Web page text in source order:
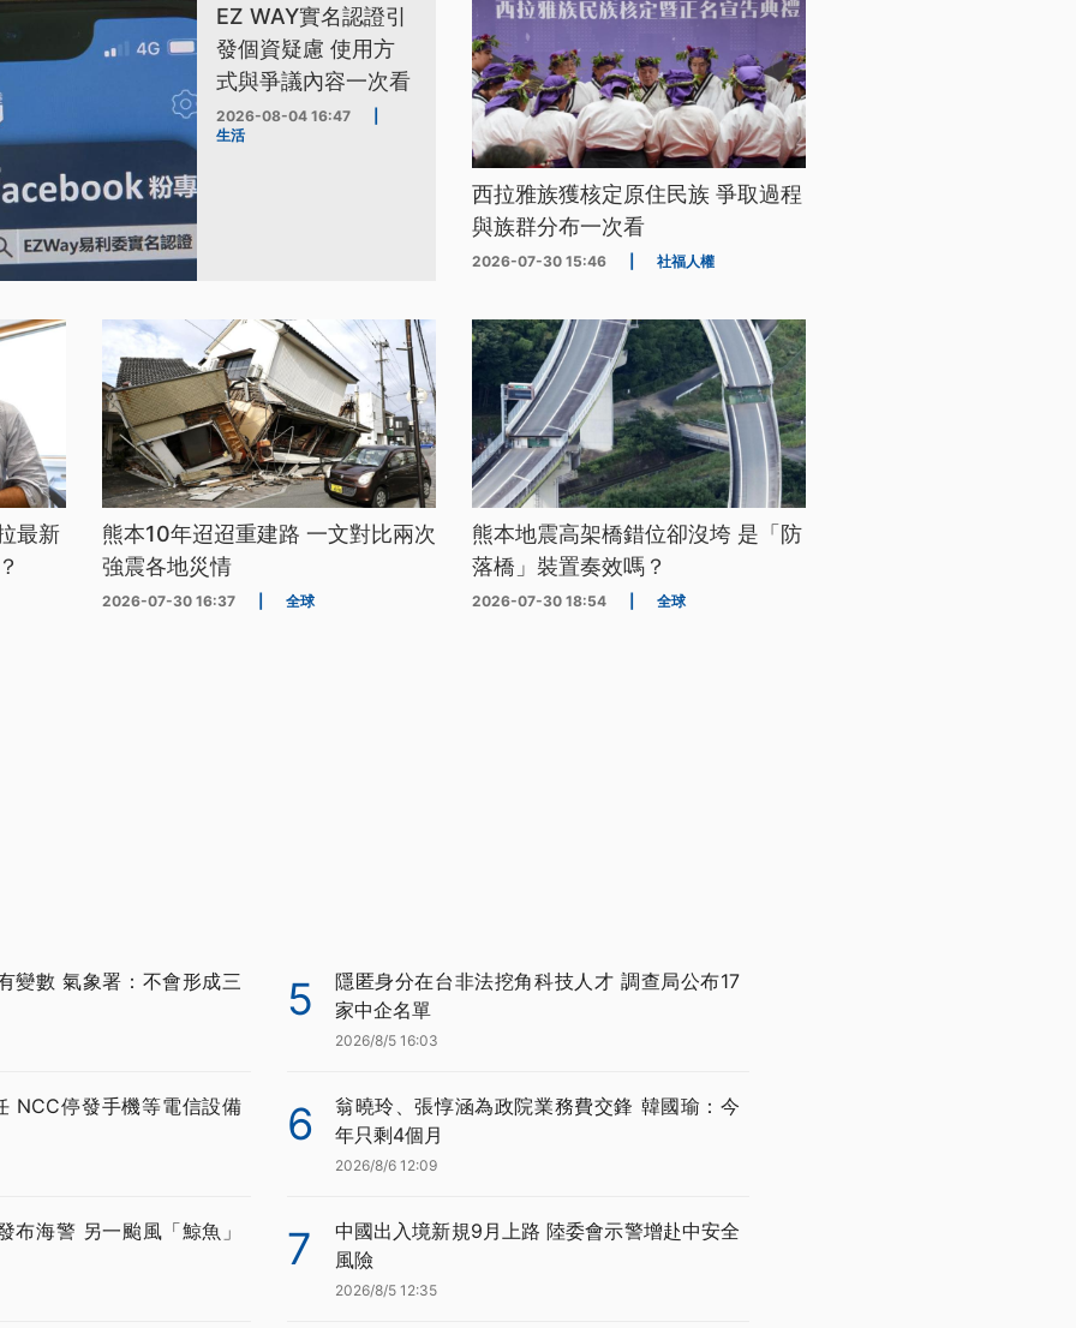
EZ WAY實名認證引
發個資疑慮 使用方
式與爭議內容一次看
2026-08-04 16:47
生活
西拉雅族獲核定原住民族 爭取過程
與族群分布一次看
2026-07-30 15:46 社福人權
最新
熊本10年迢迢重建路 一文對比兩次
強震各地災情
2026-07-30 16:37 全球
熊本地震高架橋錯位卻沒垮 是「防
落橋」裝置奏效嗎？
2026-07-30 18:54 全球
變數 氣象署：不會形成三
NCC停發手機等電信設備
布海警 另一颱風「鯨魚」
5
隱匿身分在台非法挖角科技人才 調查局公布17
家中企名單
2026/8/5 16:03
6
翁曉玲、張惇涵為政院業務費交鋒 韓國瑜：今
年只剩4個月
2026/8/6 12:09
7
中國出入境新規9月上路 陸委會示警增赴中安全
風險
2026/8/5 12:35